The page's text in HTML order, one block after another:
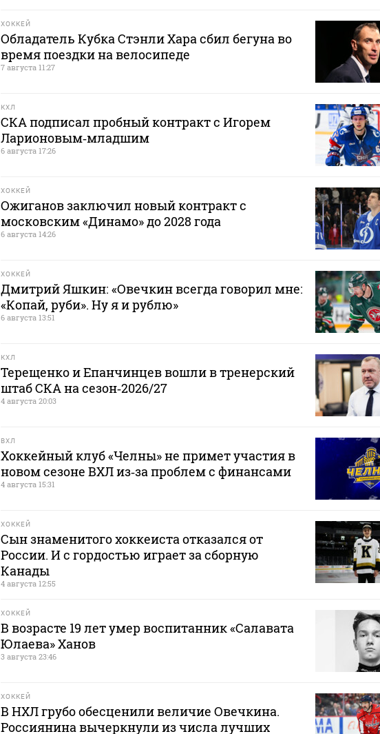
ХОККЕЙ
Обладатель Кубка Стэнли Хара сбил бегуна во
время поездки на велосипеде
7 августа 11:27
КХЛ
СКА подписал пробный контракт с Игорем
Ларионовым‑младшим
6 августа 17:26
ХОККЕЙ
Ожиганов заключил новый контракт с
московским «Динамо» до 2028 года
6 августа 14:26
ХОККЕЙ
Дмитрий Яшкин: «Овечкин всегда говорил мне:
«Копай, руби». Ну я и рублю»
6 августа 13:51
КХЛ
Терещенко и Епанчинцев вошли в тренерский
штаб СКА на сезон‑2026/27
4 августа 20:03
ВХЛ
Хоккейный клуб «Челны» не примет участия в
новом сезоне ВХЛ из‑за проблем с финансами
4 августа 15:31
ХОККЕЙ
Сын знаменитого хоккеиста отказался от
России. И с гордостью играет за сборную
Канады
4 августа 12:55
ХОККЕЙ
В возрасте 19 лет умер воспитанник «Салавата
Юлаева» Ханов
3 августа 23:46
ХОККЕЙ
В НХЛ грубо обесценили величие Овечкина.
Россиянина вычеркнули из числа лучших